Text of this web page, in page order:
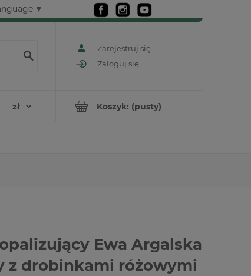
▼
Zarejestruj się
Zaloguj się
Koszyk: (pusty)
Ewa Argalska
z drobinkami różowymi